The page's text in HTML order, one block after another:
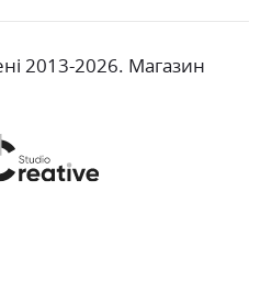
2013-2026. Магазин